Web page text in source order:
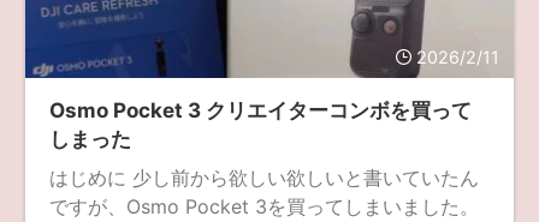
2026/2/11
Osmo Pocket 3 クリエイターコンボを買って
しまった
はじめに 少し前から欲しい欲しいと書いていたん
ですが、Osmo Pocket 3を買ってしまいました。